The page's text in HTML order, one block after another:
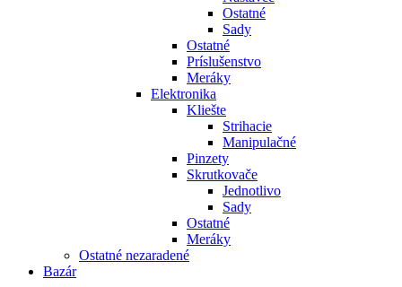
Ostatné
Sady
Ostatné
Príslušenstvo
Meráky
Elektronika
Kliešte
Strihacie
Manipulačné
Pinzety
Skrutkovače
Jednotlivo
Sady
Ostatné
Meráky
Ostatné nezaradené
Bazár